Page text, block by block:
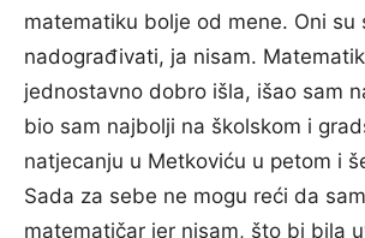
matematiku bolje od mene. Oni su
nadograđivati, ja nisam.
jednostavno dobro išla, išao sam
bio sam najbolji na školskom i
natjecanju u Metkoviću u petom i
Sada za sebe ne mogu reći da
matematičar jer nisam, što bi bila